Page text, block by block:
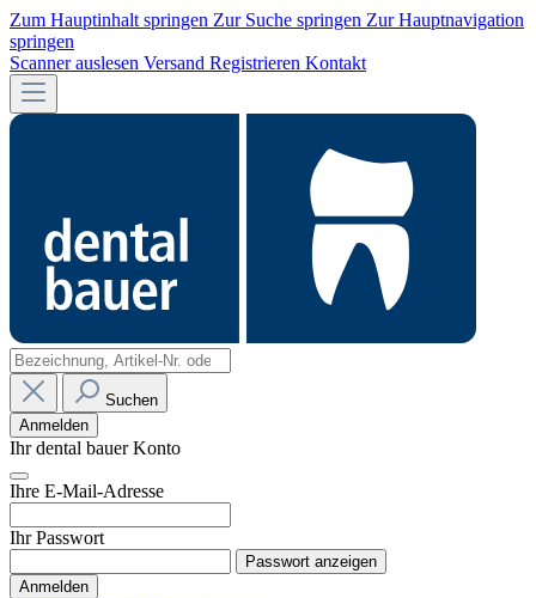
Zum Hauptinhalt springen Zur Suche springen Zur Hauptnavigation
springen
Scanner auslesen Versand Registrieren Kontakt
Suchen
Anmelden
Ihr dental bauer Konto
Ihre E-Mail-Adresse
Ihr Passwort
Passwort anzeigen
Anmelden